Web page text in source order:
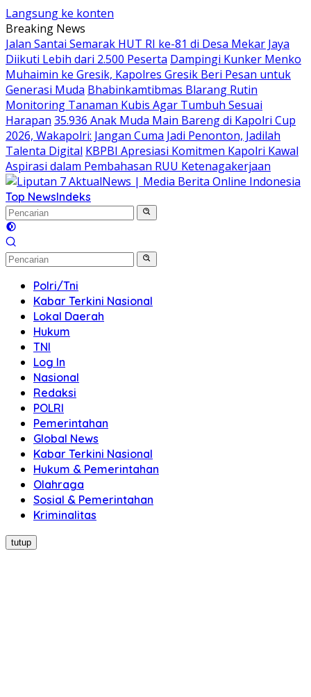
Langsung ke konten
Breaking News
Jalan Santai Semarak HUT RI ke-81 di Desa Mekar Jaya
Diikuti Lebih dari 2.500 Peserta Dampingi Kunker Menko
Muhaimin ke Gresik, Kapolres Gresik Beri Pesan untuk
Generasi Muda Bhabinkamtibmas Blarang Rutin
Monitoring Tanaman Kubis Agar Tumbuh Sesuai
Harapan 35.936 Anak Muda Main Bareng di Kapolri Cup
2026, Wakapolri: Jangan Cuma Jadi Penonton, Jadilah
Talenta Digital KBPBI Apresiasi Komitmen Kapolri Kawal
Aspirasi dalam Pembahasan RUU Ketenagakerjaan
Top NewsIndeks
Polri/Tni
Kabar Terkini Nasional
Lokal Daerah
Hukum
TNI
Log In
Nasional
Redaksi
POLRI
Pemerintahan
Global News
Kabar Terkini Nasional
Hukum & Pemerintahan
Olahraga
Sosial & Pemerintahan
Kriminalitas
tutup